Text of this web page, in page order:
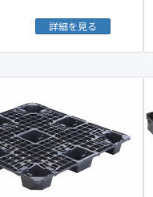
詳細を見る